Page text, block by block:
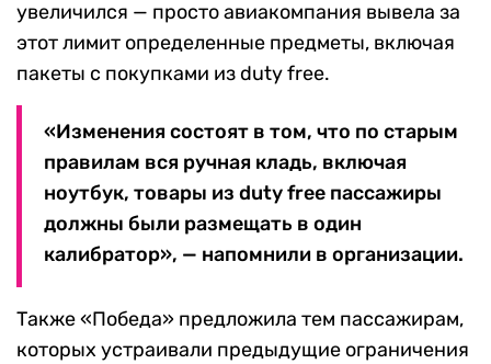
увеличился — просто авиакомпания вывела за
этот лимит определенные предметы, включая
пакеты с покупками из duty free.
«Изменения состоят в том, что по старым
правилам вся ручная кладь, включая
ноутбук, товары из duty free пассажиры
должны были размещать в один
калибратор», — напомнили в организации.
Также «Победа» предложила тем пассажирам,
которых устраивали предыдущие ограничения